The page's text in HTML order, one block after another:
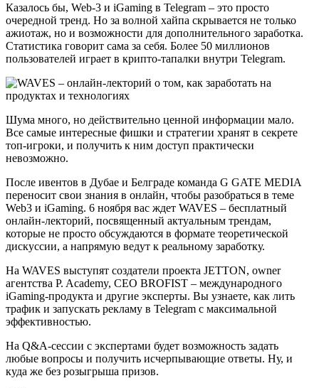
Казалось бы, Web-3 и iGaming в Telegram – это просто
очередной тренд. Но за волной хайпа скрывается не только
ажиотаж, но и возможности для дополнительного заработка.
Статистика говорит сама за себя. Более 50 миллионов
пользователей играет в крипто-тапалки внутри Telegram.
Шума много, но действительно ценной информации мало.
Все самые интересные фишки и стратегии хранят в секрете
топ-игроки, и получить к ним доступ практически
невозможно.
После ивентов в Дубае и Белграде команда G GATE MEDIA
переносит свои знания в онлайн, чтобы разобраться в теме
Web3 и iGaming. 6 ноября вас ждет WAVES – бесплатный
онлайн-лекторий, посвященный актуальным трендам,
которые не просто обсуждаются в формате теоретической
дискуссии, а напрямую ведут к реальному заработку.
На WAVES выступят создатели проекта JETTON, owner
агентства P. Academy, CEO BROFIST – международного
iGaming-продукта и другие эксперты. Вы узнаете, как лить
трафик и запускать рекламу в Telegram с максимальной
эффективностью.
На Q&A-сессии с экспертами будет возможность задать
любые вопросы и получить исчерпывающие ответы. Ну, и
куда же без розыгрыша призов.